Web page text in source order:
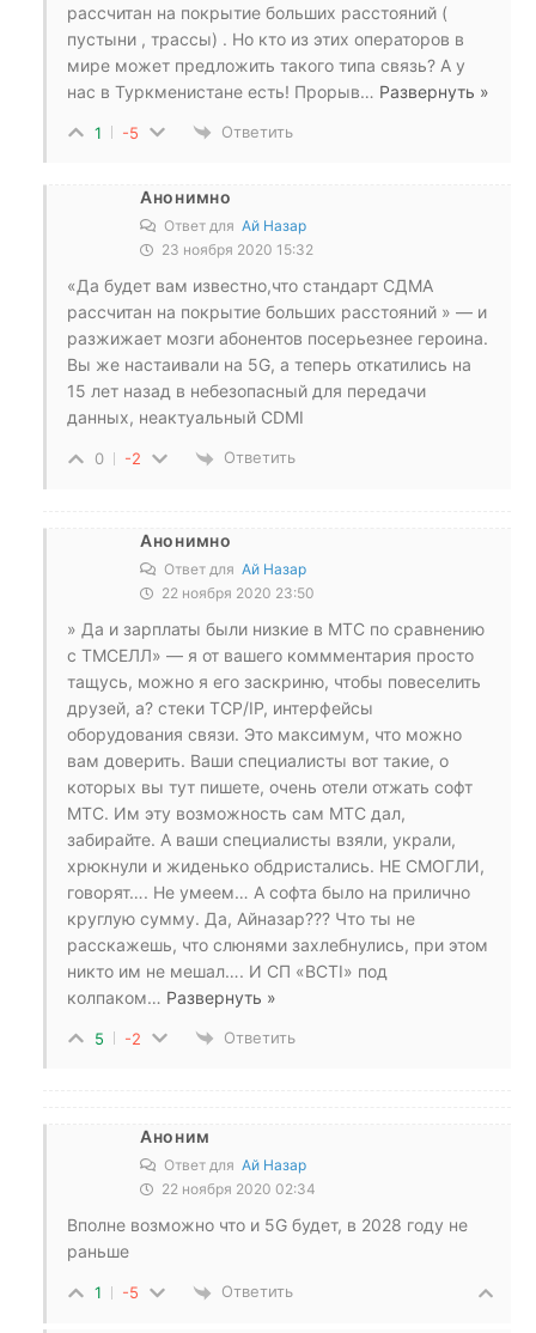
рассчитан на покрытие больших расстояний (
пустыни , трассы) . Но кто из этих операторов в
мире может предложить такого типа связь? А у
нас в Туркменистане есть! Прорыв… Развернуть »
1 -5 Ответить
Анонимно
Ответ для Ай Назар
23 ноября 2020 15:32
«Да будет вам известно,что стандарт СДМА
рассчитан на покрытие больших расстояний » — и
разжижает мозги абонентов посерьезнее героина.
Вы же настаивали на 5G, а теперь откатились на
15 лет назад в небезопасный для передачи
данных, неактуальный CDMI
0 -2 Ответить
Анонимно
Ответ для Ай Назар
22 ноября 2020 23:50
» Да и зарплаты были низкие в МТС по сравнению
с ТМСЕЛЛ» — я от вашего коммментария просто
тащусь, можно я его заскриню, чтобы повеселить
друзей, а? стеки TCP/IP, интерфейсы
оборудования связи. Это максимум, что можно
вам доверить. Ваши специалисты вот такие, о
которых вы тут пишете, очень отели отжать софт
МТС. Им эту возможность сам МТС дал,
забирайте. А ваши специалисты взяли, украли,
хрюкнули и жиденько обдристались. НЕ СМОГЛИ,
говорят…. Не умеем… А софта было на прилично
круглую сумму. Да, Айназар??? Что ты не
расскажешь, что слюнями захлебнулись, при этом
никто им не мешал…. И СП «BCTI» под
колпаком… Развернуть »
5 -2 Ответить
Аноним
Ответ для Ай Назар
22 ноября 2020 02:34
Вполне возможно что и 5G будет, в 2028 году не
раньше
1 -5 Ответить